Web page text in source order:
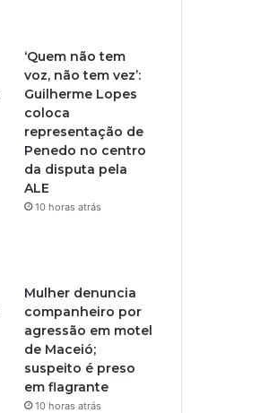
‘Quem não tem
voz, não tem vez’:
Guilherme Lopes
coloca
representação de
Penedo no centro
da disputa pela
ALE
10 horas atrás
Mulher denuncia
companheiro por
agressão em motel
de Maceió;
suspeito é preso
em flagrante
10 horas atrás